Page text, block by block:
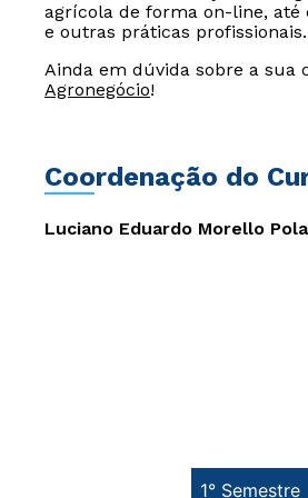
agrícola de forma on-line,
e outras práticas profissionais.
Ainda em dúvida sobre a sua
Agronegócio!
Coordenação do
Luciano Eduardo Morello
1° Semestre